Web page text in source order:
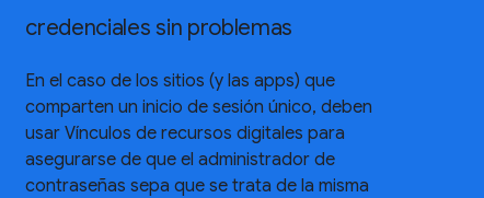
credenciales sin problemas
En el caso de los sitios (y las apps) que
comparten un inicio de sesión único, deben
usar Vínculos de recursos digitales para
asegurarse de que el administrador de
contraseñas sepa que se trata de la misma